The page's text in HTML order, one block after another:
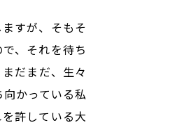
すが、そもそ
、それを待ち
だまだ、生々
かっている私
許している大